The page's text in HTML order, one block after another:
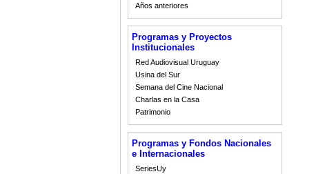
Años anteriores
Programas y Proyectos
Institucionales
Red Audiovisual Uruguay
Usina del Sur
Semana del Cine Nacional
Charlas en la Casa
Patrimonio
Programas y Fondos Nacionales
e Internacionales
SeriesUy